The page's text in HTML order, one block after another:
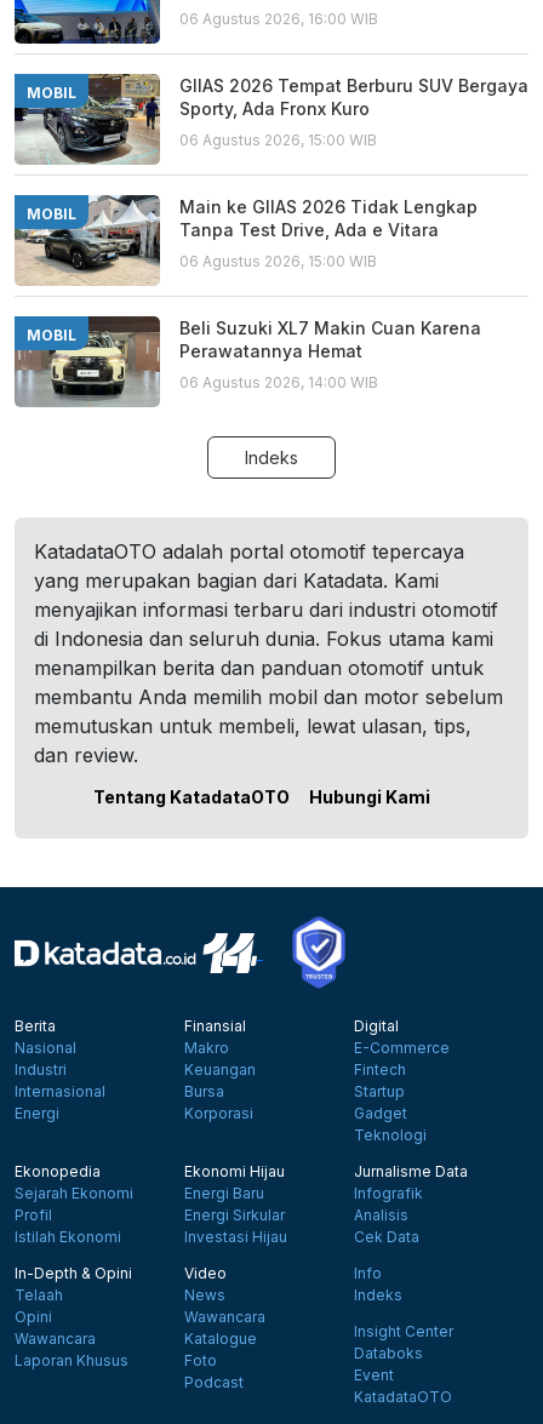
06 Agustus 2026, 16:00 WIB
MOBIL
GIIAS 2026 Tempat Berburu SUV Bergaya
Sporty, Ada Fronx Kuro
06 Agustus 2026, 15:00 WIB
MOBIL
Main ke GIIAS 2026 Tidak Lengkap
Tanpa Test Drive, Ada e Vitara
06 Agustus 2026, 15:00 WIB
MOBIL
Beli Suzuki XL7 Makin Cuan Karena
Perawatannya Hemat
06 Agustus 2026, 14:00 WIB
Indeks
KatadataOTO adalah portal otomotif tepercaya
yang merupakan bagian dari Katadata. Kami
menyajikan informasi terbaru dari industri otomotif
di Indonesia dan seluruh dunia. Fokus utama kami
menampilkan berita dan panduan otomotif untuk
membantu Anda memilih mobil dan motor sebelum
memutuskan untuk membeli, lewat ulasan, tips,
dan review.
Tentang KatadataOTO Hubungi Kami
Berita
Nasional
Industri
Internasional
Energi
Finansial
Makro
Keuangan
Bursa
Korporasi
Digital
E-Commerce
Fintech
Startup
Gadget
Teknologi
Ekonopedia
Sejarah Ekonomi
Profil
Istilah Ekonomi
Ekonomi Hijau
Energi Baru
Energi Sirkular
Investasi Hijau
Jurnalisme Data
Infografik
Analisis
Cek Data
In-Depth & Opini
Telaah
Opini
Wawancara
Laporan Khusus
Video
News
Wawancara
Katalogue
Foto
Podcast
Info
Indeks
Insight Center
Databoks
Event
KatadataOTO